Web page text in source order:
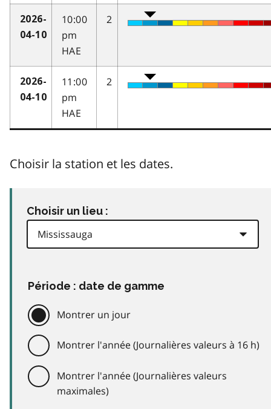
2026-
04-10
10:00
pm
HAE
2
2026-
04-10
11:00
pm
HAE
2
Choisir la station et les dates.
Choisir un lieu :
Période : date de gamme
Montrer un jour
Montrer l'année (Journalières valeurs à 16 h)
Montrer l'année (Journalières valeurs
maximales)